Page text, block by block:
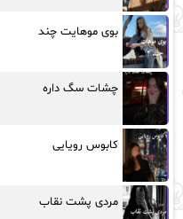
بوی موهایت چند
چشات سگ داره
کابوس رویایی
مردی پشت نقاب